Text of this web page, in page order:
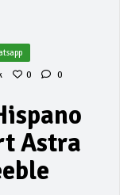
0 0
Astra